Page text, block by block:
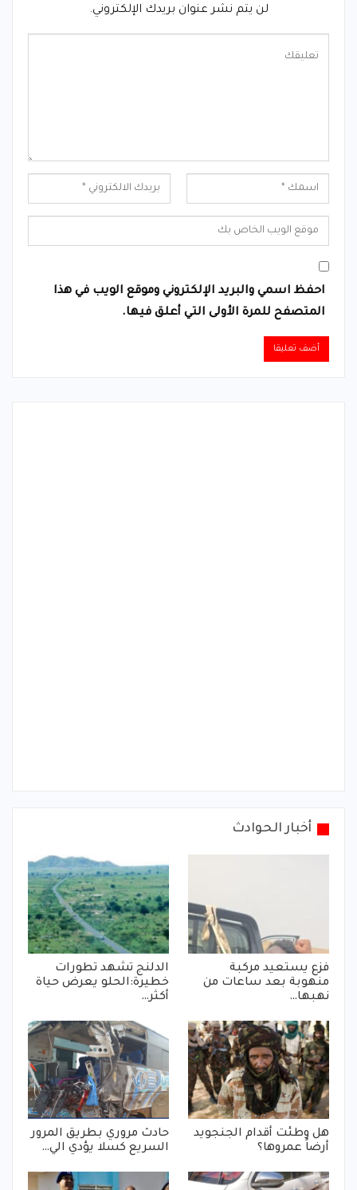
لن يتم نشر عنوان بريدك الإلكتروني.
احفظ اسمي والبريد الإلكتروني وموقع الويب في هذا
المتصفح للمرة الأولى التي أعلق فيها.
أخبار الحوادث
فزع يستعيد مركبة
منهوبة بعد ساعات من
نهبها…
الدلنج تشهد تطورات
خطيرة:الحلو يعرض حياة
أكثر…
هل وطئت أقدام الجنجويد
أرضاً عمروها؟
حادث مروري بطريق المرور
السريع كسلا يؤدي الي…